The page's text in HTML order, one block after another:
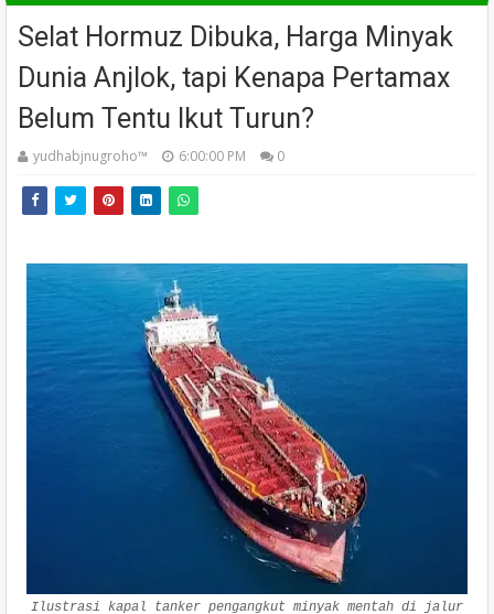
Selat Hormuz Dibuka, Harga Minyak
Dunia Anjlok, tapi Kenapa Pertamax
Belum Tentu Ikut Turun?
yudhabjnugroho™️ 6:00:00 PM 0
Ilustrasi kapal tanker pengangkut minyak mentah di jalur